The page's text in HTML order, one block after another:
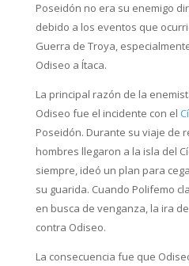
Poseidón no era su enemigo
debido a los eventos que
Guerra de Troya,
Odiseo a Ítaca.
La principal razón de la
Odiseo fue el incidente con el
Poseidón. Durante su viaje de
hombres llegaron a la isla del
siempre, ideó un plan para
su guarida. Cuando Polifemo
en busca de venganza, la ira
contra Odiseo.
La consecuencia fue que